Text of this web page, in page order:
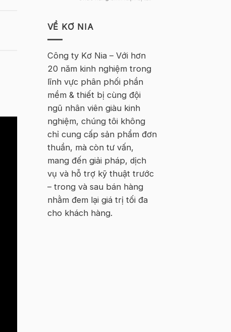
–VIETNAM
VỀ KƠ NIA
Công ty Kơ Nia – Với hơn
20 năm kinh nghiệm trong
lĩnh vực phân phối phần
mềm & thiết bị cùng đội
ngũ nhân viên giàu kinh
nghiệm, chúng tôi không
chỉ cung cấp sản phẩm đơn
thuần, mà còn tư vấn,
mang đến giải pháp, dịch
vụ và hỗ trợ kỹ thuật trước
– trong và sau bán hàng
nhằm đem lại giá trị tối đa
cho khách hàng.